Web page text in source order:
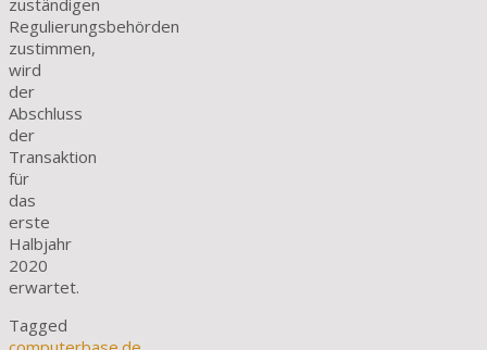
zuständigen
Regulierungsbehörden
zustimmen,
wird
der
Abschluss
der
Transaktion
für
das
erste
Halbjahr
2020
erwartet.
Tagged